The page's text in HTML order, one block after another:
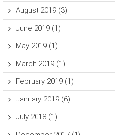
August 2019(3)
June 2019(1)
May 2019(1)
March 2019(1)
February 2019(1)
January 2019(6)
July 2018(1)